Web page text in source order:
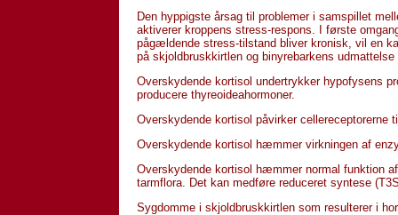
Den hyppigste årsag til problemer i samspillet
aktiverer kroppens stress-respons. I første
pågældende stress-tilstand bliver kronisk, vil en
på skjoldbruskkirtlen og binyrebarkens
Overskydende kortisol undertrykker hypofysens
producere thyreoideahormoner.
Overskydende kortisol påvirker cellereceptorerne
Overskydende kortisol hæmmer virkningen af
Overskydende kortisol hæmmer normal funktion
tarmflora. Det kan medføre reduceret syntese
Sygdomme i skjoldbruskkirtlen som resulterer i